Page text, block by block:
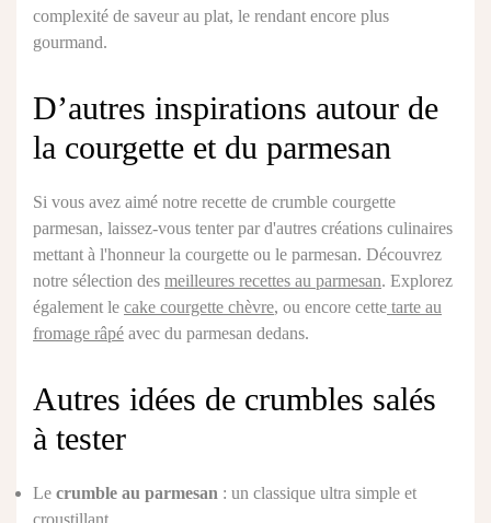
complexité de saveur au plat, le rendant encore plus
gourmand.
D’autres inspirations autour de
la courgette et du parmesan
Si vous avez aimé notre recette de crumble courgette
parmesan, laissez-vous tenter par d'autres créations culinaires
mettant à l'honneur la courgette ou le parmesan. Découvrez
notre sélection des meilleures recettes au parmesan. Explorez
également le cake courgette chèvre, ou encore cette tarte au
fromage râpé avec du parmesan dedans.
Autres idées de crumbles salés
à tester
Le crumble au parmesan : un classique ultra simple et
croustillant